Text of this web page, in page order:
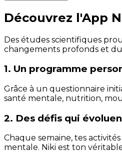
Découvrez l'App
Des études scientifiques
changements profonds et
1. Un programme
Grâce à un questionnaire
santé mentale, nutrition,
2. Des défis qui
Chaque semaine, tes
mentale. Niki est ton